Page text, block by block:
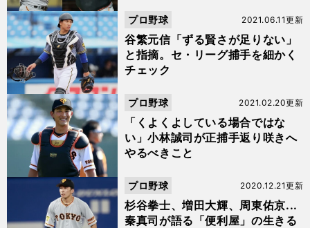
谷繁元信「ずる賢さが足りない」
と指摘。セ・リーグ捕手を細かく
チェック
2021.06.11更新
プロ野球
「くよくよしている場合ではな
い」小林誠司が正捕手返り咲きへ
やるべきこと
2021.02.20更新
プロ野球
杉谷拳士、増田大輝、周東佑京...
秦真司が語る「便利屋」の生きる
2020.12.21更新
プロ野球